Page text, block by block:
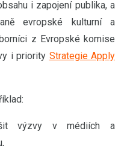
i zapojení publika, a
evropské kulturní a
z Evropské komise
i priority Strategie Apply
výzvy v médiích a